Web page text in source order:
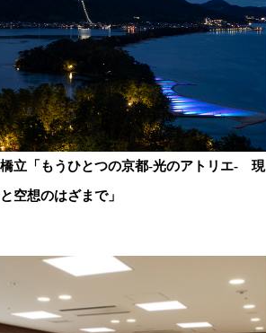
立「もうひとつの京都-光のアトリエ- 現
空想のはざまで」